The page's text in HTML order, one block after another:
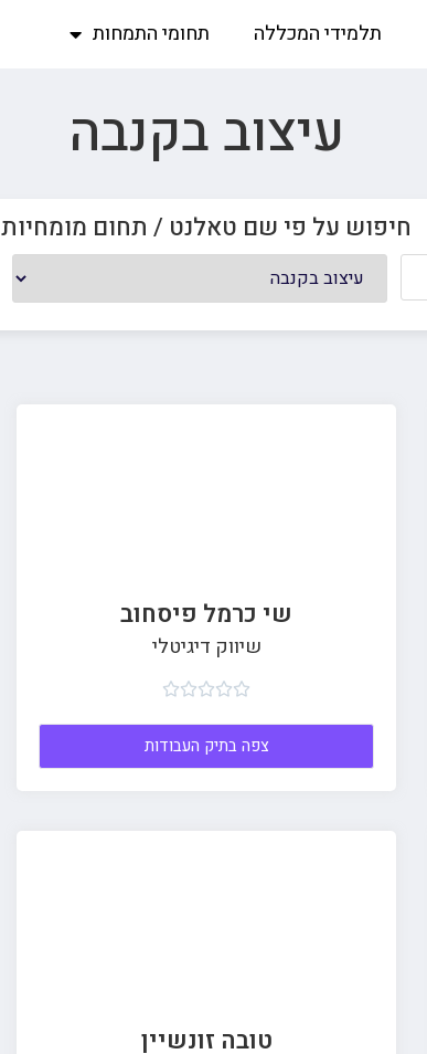
תלמידי המכללה תחומי התמחות
עיצוב בקנבה
חיפוש על פי שם טאלנט / תחום מומחיות
שי כרמל פיסחוב
שיווק דיגיטלי





צפה בתיק העבודות
טובה זונשיין